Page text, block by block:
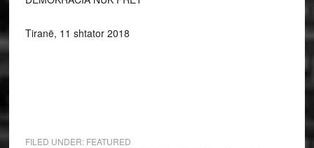
Tiranë, 11 shtator 2018
FILED UNDER: FEATURED